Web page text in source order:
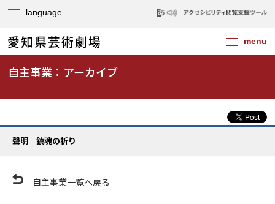
自主事業：アーカイブ
聲明 鎮魂の祈り
自主事業一覧へ戻る